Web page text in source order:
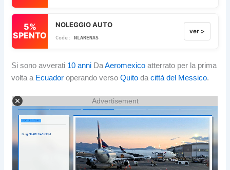
5%
SPENTO
NOLEGGIO AUTO
NLARENAS
ver >
Si sono avverati 10 anni DaAeromexico atterrato per la prima
volta a Ecuador operando versoQuito dacittà del Messico.
Advertisement